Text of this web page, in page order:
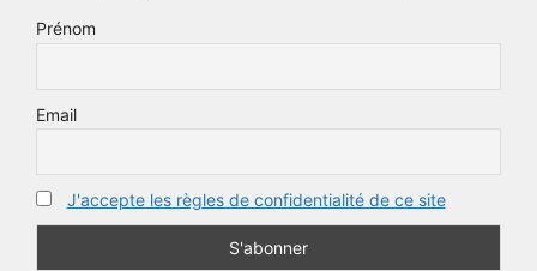
Prénom
Email
J'accepte les règles de confidentialité de ce site